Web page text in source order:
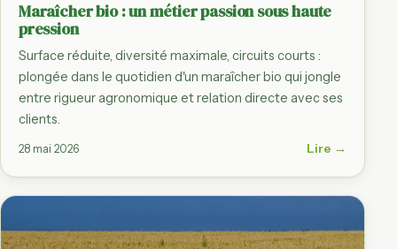
Maraîcher bio : un métier passion sous haute
pression
Surface réduite, diversité maximale, circuits courts :
plongée dans le quotidien d'un maraîcher bio qui jongle
entre rigueur agronomique et relation directe avec ses
clients.
28 mai 2026 Lire →